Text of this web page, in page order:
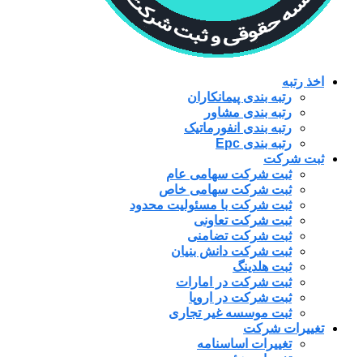
اخذ رتبه
رتبه بندی پیمانکاران
رتبه بندی مشاور
رتبه بندی انفورماتیک
رتبه بندی Epc
ثبت شرکت
ثبت شرکت سهامی عام
ثبت شرکت سهامی خاص
ثبت شرکت با مسئولیت محدود
ثبت شرکت تعاونی
ثبت شرکت تضامنی
ثبت شرکت دانش بنیان
ثبت هلدینگ
ثبت شرکت در امارات
ثبت شرکت در اروپا
ثبت موسسه غیر تجاری
تغییرات شرکت
تغییرات اساسنامه